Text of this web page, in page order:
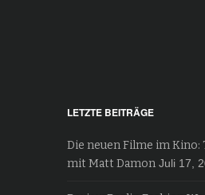
LETZTE BEITRÄGE
Die neuen Filme im Kino:
mit Matt Damon Juli 17,